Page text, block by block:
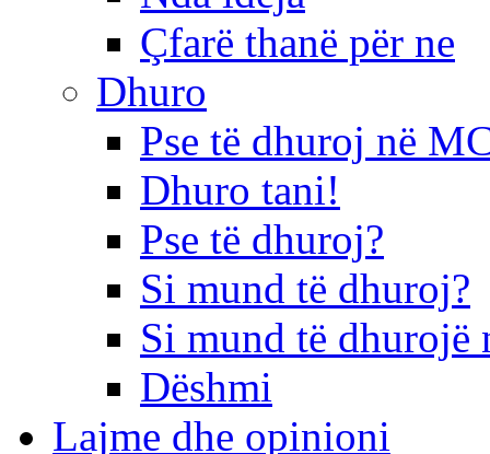
Çfarë thanë për ne
Dhuro
Pse të dhuroj në
Dhuro tani!
Pse të dhuroj?
Si mund të dhuroj?
Si mund të dhurojë
Dëshmi
Lajme dhe opinioni